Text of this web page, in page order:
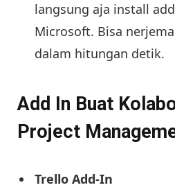
langsung aja install
Microsoft. Bisa
dalam hitungan detik.
Add In Buat
Project
Trello Add-In